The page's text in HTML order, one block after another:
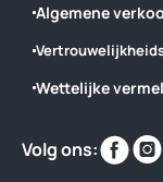
Algemene
Wettelijke
Volg ons:
Vind
ons